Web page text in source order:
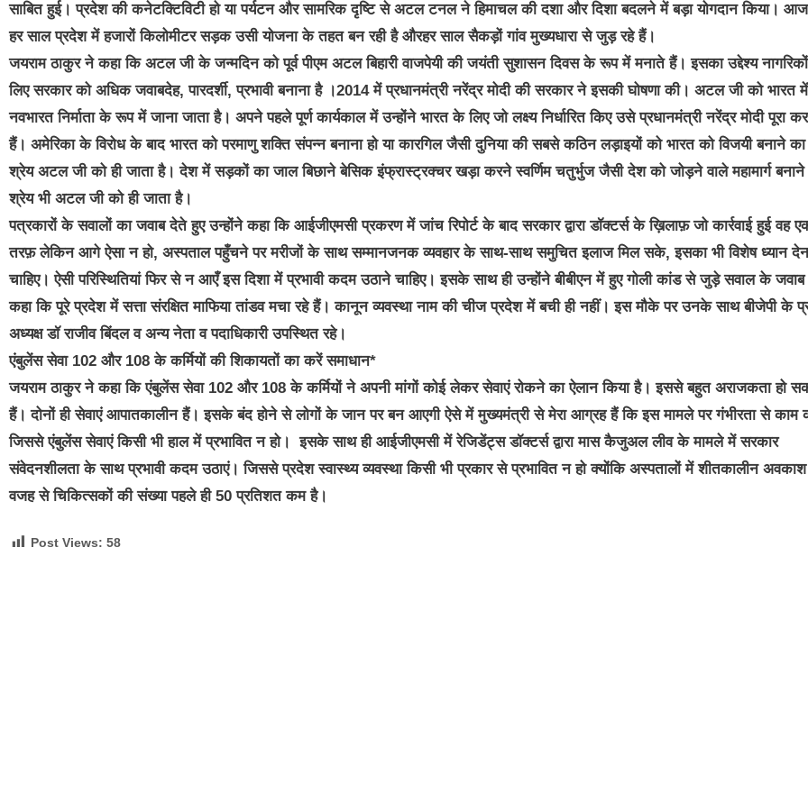
साबित हुई। प्रदेश की कनेटक्टिविटी हो या पर्यटन और सामरिक दृष्टि से अटल टनल ने हिमाचल की दशा और दिशा बदलने में बड़ा योगदान किया।
हर साल प्रदेश में हजारों किलोमीटर सड़क उसी योजना के तहत बन रही है औरहर साल सैकड़ों गांव मुख्यधारा से जुड़ रहे हैं।
जयराम ठाकुर ने कहा कि अटल जी के जन्मदिन को पूर्व पीएम अटल बिहारी वाजपेयी की जयंती सुशासन दिवस के रूप में मनाते हैं। इसका उद्देश्य
लिए सरकार को अधिक जवाबदेह, पारदर्शी, प्रभावी बनाना है ।2014 में प्रधानमंत्री नरेंद्र मोदी की सरकार ने इसकी घोषणा की। अटल जी को भारत में
नवभारत निर्माता के रूप में जाना जाता है। अपने पहले पूर्ण कार्यकाल में उन्होंने भारत के लिए जो लक्ष्य निर्धारित किए उसे प्रधानमंत्री नरेंद्र मोदी पूरा
हैं। अमेरिका के विरोध के बाद भारत को परमाणु शक्ति संपन्न बनाना हो या कारगिल जैसी दुनिया की सबसे कठिन लड़ाइयों को भारत को विजयी बनाने का
श्रेय अटल जी को ही जाता है। देश में सड़कों का जाल बिछाने बेसिक इंफ्रास्ट्रक्चर खड़ा करने स्वर्णिम चतुर्भुज जैसी देश को जोड़ने वाले महामार्ग
श्रेय भी अटल जी को ही जाता है।
पत्रकारों के सवालों का जवाब देते हुए उन्होंने कहा कि आईजीएमसी प्रकरण में जांच रिपोर्ट के बाद सरकार द्वारा डॉक्टर्स के ख़िलाफ़ जो कार्रवाई हुई वह
तरफ़ लेकिन आगे ऐसा न हो, अस्पताल पहुँचने पर मरीजों के साथ सम्मानजनक व्यवहार के साथ-साथ समुचित इलाज मिल सके, इसका भी विशेष ध्यान
चाहिए। ऐसी परिस्थितियां फिर से न आएँ इस दिशा में प्रभावी कदम उठाने चाहिए। इसके साथ ही उन्होंने बीबीएन में हुए गोली कांड से जुड़े सवाल के
कहा कि पूरे प्रदेश में सत्ता संरक्षित माफिया तांडव मचा रहे हैं। कानून व्यवस्था नाम की चीज प्रदेश में बची ही नहीं। इस मौके पर उनके साथ बीजेपी के
अध्यक्ष डॉ राजीव बिंदल व अन्य नेता व पदाधिकारी उपस्थित रहे।
एंबुलेंस सेवा 102 और 108 के कर्मियों की शिकायतों का करें समाधान*
जयराम ठाकुर ने कहा कि एंबुलेंस सेवा 102 और 108 के कर्मियों ने अपनी मांगों कोई लेकर सेवाएं रोकने का ऐलान किया है। इससे बहुत अराजकता हो
हैं। दोनों ही सेवाएं आपातकालीन हैं। इसके बंद होने से लोगों के जान पर बन आएगी ऐसे में मुख्यमंत्री से मेरा आग्रह हैं कि इस मामले पर गंभीरता से काम
जिससे एंबुलेंस सेवाएं किसी भी हाल में प्रभावित न हो। इसके साथ ही आईजीएमसी में रेजिडेंट्स डॉक्टर्स द्वारा मास कैजुअल लीव के मामले में सरकार
संवेदनशीलता के साथ प्रभावी कदम उठाएं। जिससे प्रदेश स्वास्थ्य व्यवस्था किसी भी प्रकार से प्रभावित न हो क्योंकि अस्पतालों में शीतकालीन
वजह से चिकित्सकों की संख्या पहले ही 50 प्रतिशत कम है।
Post Views: 58